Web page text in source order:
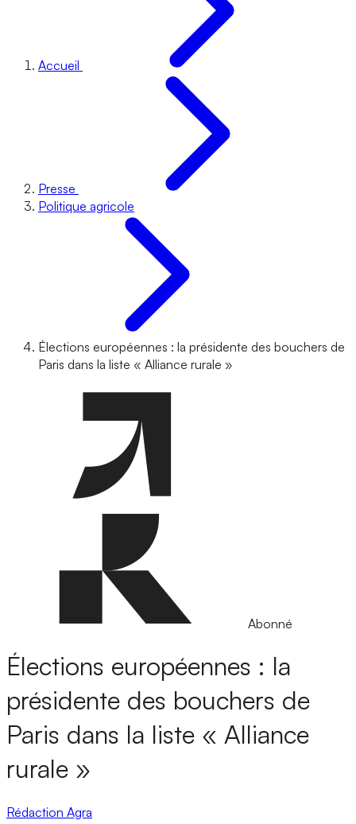
Accueil
Presse
Politique agricole
Élections européennes : la présidente des bouchers de
Paris dans la liste « Alliance rurale »
Abonné
Élections européennes : la
présidente des bouchers de
Paris dans la liste « Alliance
rurale »
Rédaction Agra